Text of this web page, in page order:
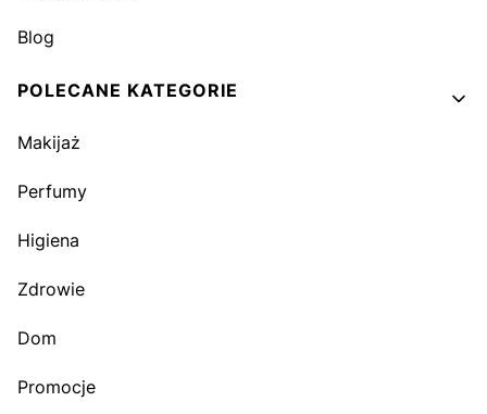
Blog
POLECANE KATEGORIE
Makijaż
Perfumy
Higiena
Zdrowie
Dom
Promocje